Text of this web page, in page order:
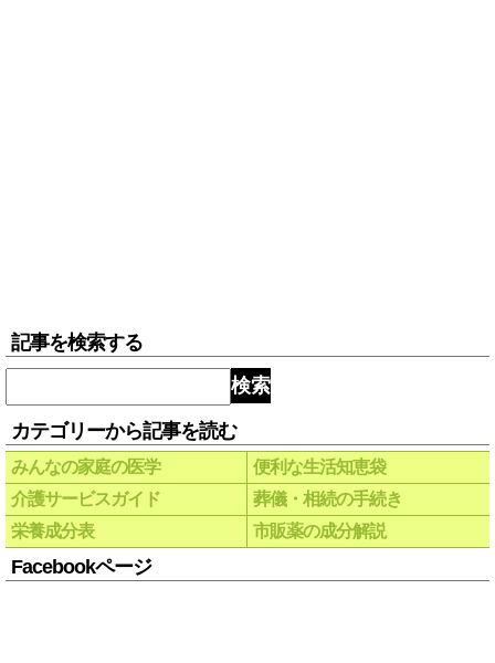
記事を検索する
検索
カテゴリーから記事を読む
みんなの家庭の医学
便利な生活知恵袋
介護サービスガイド
葬儀・相続の手続き
栄養成分表
市販薬の成分解説
Facebookページ